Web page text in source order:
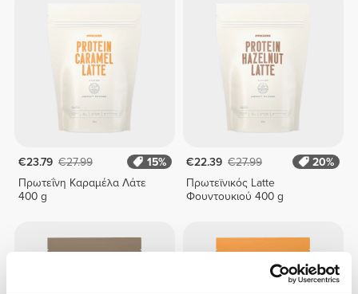
€23.79 €27.99
15%
Πρωτεΐνη Καραμέλα Λάτε
400 g
€22.39 €27.99
20%
Πρωτεϊνικός Latte
Φουντουκιού 400 g